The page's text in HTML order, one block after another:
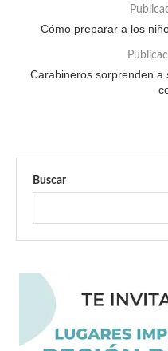
Cómo preparar a los
Carabineros sorprenden a
Buscar